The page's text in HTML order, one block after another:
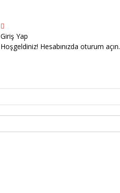
Giriş Yap
Hoşgeldiniz! Hesabınızda oturum açın.